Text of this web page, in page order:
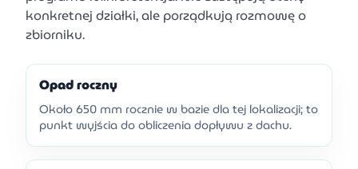
konkretnej działki, ale porządkują rozmowę o
zbiorniku.
Opad roczny
Około 650 mm rocznie w bazie dla tej lokalizacji; to
punkt wyjścia do obliczenia dopływu z dachu.